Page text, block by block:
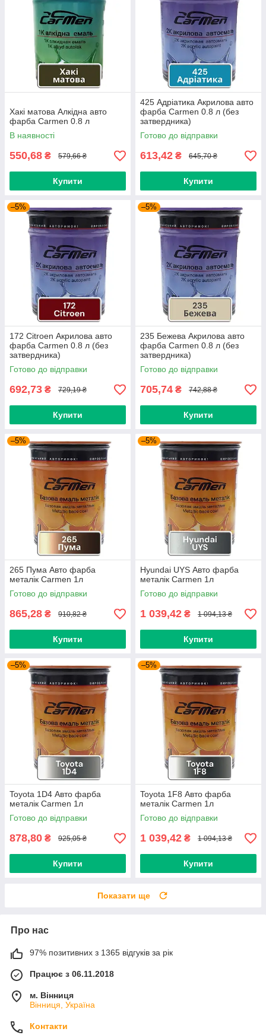
Хакі матова Алкідна авто
фарба Carmen 0.8 л
В наявності
550,68 ₴ 579,66 ₴
Купити
425 Адріатика Акрилова авто
фарба Carmen 0.8 л (без
затвердника)
Готово до відправки
613,42 ₴ 645,70 ₴
Купити
–5%
172 Citroen Акрилова авто
фарба Carmen 0.8 л (без
затвердника)
Готово до відправки
692,73 ₴ 729,19 ₴
Купити
–5%
235 Бежева Акрилова авто
фарба Carmen 0.8 л (без
затвердника)
Готово до відправки
705,74 ₴ 742,88 ₴
Купити
–5%
265 Пума Авто фарба
металік Carmen 1л
Готово до відправки
865,28 ₴ 910,82 ₴
Купити
–5%
Hyundai UYS Авто фарба
металік Carmen 1л
Готово до відправки
1 039,42 ₴ 1 094,13 ₴
Купити
–5%
Toyota 1D4 Авто фарба
металік Carmen 1л
Готово до відправки
878,80 ₴ 925,05 ₴
Купити
–5%
Toyota 1F8 Авто фарба
металік Carmen 1л
Готово до відправки
1 039,42 ₴ 1 094,13 ₴
Купити
Показати ще
Про нас
97% позитивних з 1365 відгуків за рік
Працює з 06.11.2018
м. Вінниця
Вінниця, Україна
Контакти